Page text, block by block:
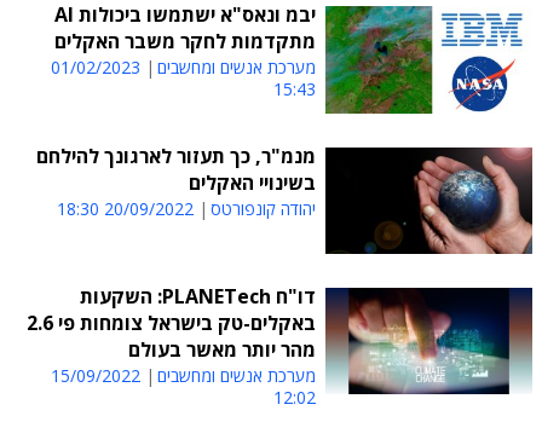
יבמ ונאס"א ישתמשו ביכולות AI
מתקדמות לחקר משבר האקלים
מערכת אנשים ומחשבים
01/02/2023
15:43
מנמ"ר, כך תעזור לארגונך להילחם
בשינויי האקלים
יהודה קונפורטס 20/09/2022 18:30
דו"ח PLANETech: השקעות
באקלים-טק בישראל צומחות פי 2.6
מהר יותר מאשר בעולם
מערכת אנשים ומחשבים
15/09/2022
12:02